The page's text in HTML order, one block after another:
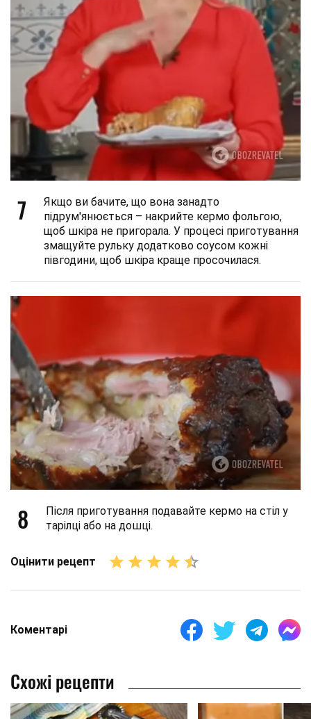
7
Якщо ви бачите, що вона занадто
підрум'янюється – накрийте кермо фольгою,
щоб шкіра не пригорала. У процесі приготування
змащуйте рульку додатково соусом кожні
півгодини, щоб шкіра краще просочилася.
8
Після приготування подавайте кермо на стіл у
тарілці або на дошці.
Оцінити рецепт
Коментарі
Схожі рецепти